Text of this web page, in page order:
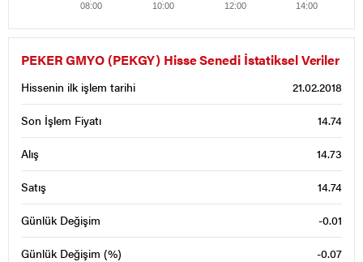
08:00 10:00 12:00 14:00
PEKER GMYO (PEKGY) Hisse Senedi İstatiksel Veriler
Hissenin ilk işlem tarihi 21.02.2018
Son İşlem Fiyatı 14.74
Alış 14.73
Satış 14.74
Günlük Değişim -0.01
Günlük Değişim (%) -0.07